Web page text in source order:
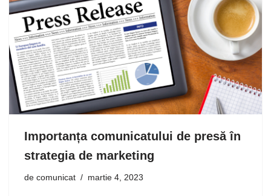
Importanța comunicatului de presă în
strategia de marketing
de comunicat martie 4, 2023